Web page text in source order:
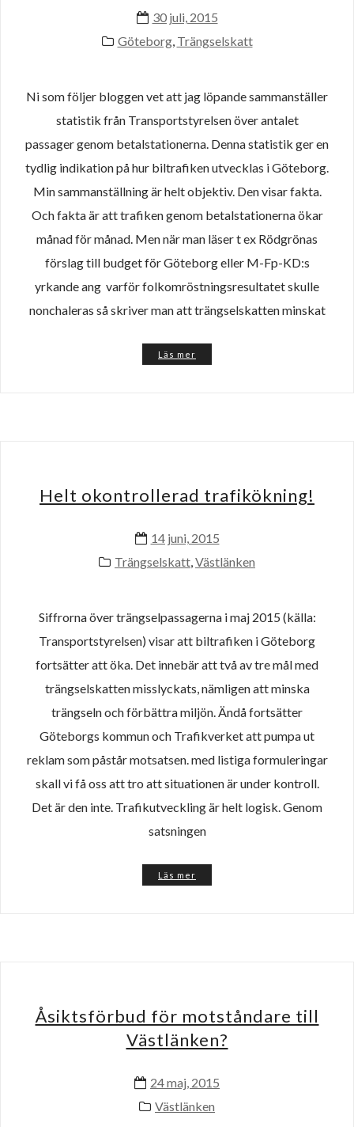
30 juli, 2015
Göteborg, Trängselskatt
Ni som följer bloggen vet att jag löpande sammanställer
statistik från Transportstyrelsen över antalet
passager genom betalstationerna. Denna statistik ger en
tydlig indikation på hur biltrafiken utvecklas i Göteborg.
Min sammanställning är helt objektiv. Den visar fakta.
Och fakta är att trafiken genom betalstationerna ökar
månad för månad. Men när man läser t ex Rödgrönas
förslag till budget för Göteborg eller M-Fp-KD:s
yrkande ang varför folkomröstningsresultatet skulle
nonchaleras så skriver man att trängselskatten minskat
Läs mer
Helt okontrollerad trafikökning!
14 juni, 2015
Trängselskatt,Västlänken
Siffrorna över trängselpassagerna i maj 2015 (källa:
Transportstyrelsen) visar att biltrafiken i Göteborg
fortsätter att öka. Det innebär att två av tre mål med
trängselskatten misslyckats, nämligen att minska
trängseln och förbättra miljön. Ändå fortsätter
Göteborgs kommun och Trafikverket att pumpa ut
reklam som påstår motsatsen. med listiga formuleringar
skall vi få oss att tro att situationen är under kontroll.
Det är den inte. Trafikutveckling är helt logisk. Genom
satsningen
Läs mer
Åsiktsförbud för motståndare till
Västlänken?
24 maj, 2015
Västlänken